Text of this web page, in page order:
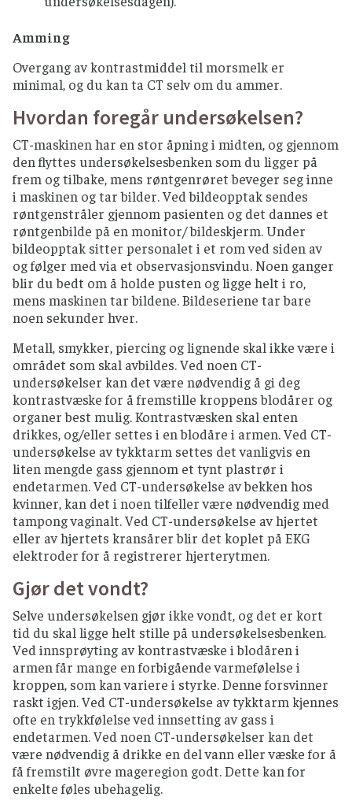
Amming
Overgang av kontrastmiddel til morsmelk er
minimal, og du kan ta CT selv om du ammer.
Hvordan foregår undersøkelsen?
CT-maskinen har en stor åpning i midten, og gjennom
den flyttes undersøkelsesbenken som du ligger på
frem og tilbake, mens røntgenrøret beveger seg inne
i maskinen og tar bilder. Ved bildeopptak sendes
røntgenstråler gjennom pasienten og det dannes et
røntgenbilde på en monitor/ bildeskjerm. Under
bildeopptak sitter personalet i et rom ved siden av
og følger med via et observasjonsvindu. Noen ganger
blir du bedt om å holde pusten og ligge helt i ro,
mens maskinen tar bildene. Bildeseriene tar bare
noen sekunder hver.
Metall, smykker, piercing og lignende skal ikke være i
området som skal avbildes. Ved noen CT-
undersøkelser kan det være nødvendig å gi deg
kontrastvæske for å fremstille kroppens blodårer og
organer best mulig. Kontrastvæsken skal enten
drikkes, og/eller settes i en blodåre i armen. Ved CT-
undersøkelse av tykktarm settes det vanligvis en
liten mengde gass gjennom et tynt plastrør i
endetarmen. Ved CT-undersøkelse av bekken hos
kvinner, kan det i noen tilfeller være nødvendig med
tampong vaginalt. Ved CT-undersøkelse av hjertet
eller av hjertets kransårer blir det koplet på EKG
elektroder for å registrerer hjerterytmen.
Gjør det vondt?
Selve undersøkelsen gjør ikke vondt, og det er kort
tid du skal ligge helt stille på undersøkelsesbenken.
Ved innsprøyting av kontrastvæske i blodåren i
armen får mange en forbigående varmefølelse i
kroppen, som kan variere i styrke. Denne forsvinner
raskt igjen. Ved CT-undersøkelse av tykktarm kjennes
ofte en trykkfølelse ved innsetting av gass i
endetarmen. Ved noen CT-undersøkelser kan det
være nødvendig å drikke en del vann eller væske for å
få fremstilt øvre mageregion godt. Dette kan for
enkelte føles ubehagelig.